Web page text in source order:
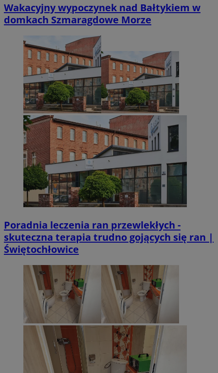
Wakacyjny wypoczynek nad Bałtykiem w
domkach Szmaragdowe Morze
Poradnia leczenia ran przewlekłych -
skuteczna terapia trudno gojących się ran |
Świętochłowice